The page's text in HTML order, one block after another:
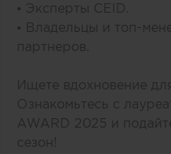
• Эксперты CEID.
• Владельцы и топ-
партнеров.
Ищете вдохновение
Ознакомьтесь с
AWARD 2025 и
сезон!